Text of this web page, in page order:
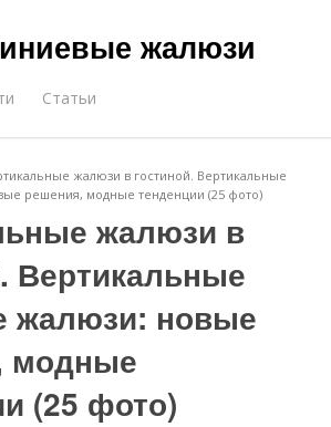
жалюзи
Статьи
жалюзи в гостиной. Вертикальные
решения, модные тенденции (25 фото)
жалюзи в
Вертикальные
жалюзи: новые
модные
(25 фото)